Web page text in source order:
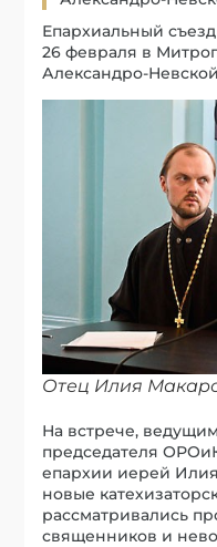
Епархиальный
26 февраля в
Александро-
Отец Илия
На встрече,
председателя
епархии иерей
новые
рассматривались
священников и